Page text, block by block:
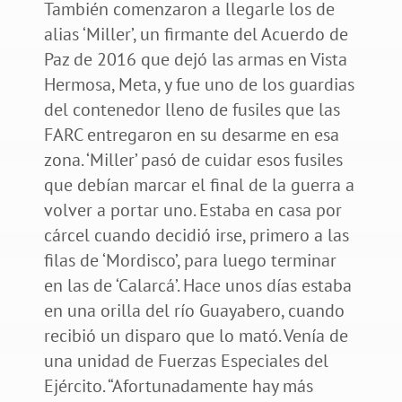
También comenzaron a llegarle los de
alias ‘Miller’, un firmante del Acuerdo de
Paz de 2016 que dejó las armas en Vista
Hermosa, Meta, y fue uno de los guardias
del contenedor lleno de fusiles que las
FARC entregaron en su desarme en esa
zona. ‘Miller’ pasó de cuidar esos fusiles
que debían marcar el final de la guerra a
volver a portar uno. Estaba en casa por
cárcel cuando decidió irse, primero a las
filas de ‘Mordisco’, para luego terminar
en las de ‘Calarcá’. Hace unos días estaba
en una orilla del río Guayabero, cuando
recibió un disparo que lo mató. Venía de
una unidad de Fuerzas Especiales del
Ejército. “Afortunadamente hay más